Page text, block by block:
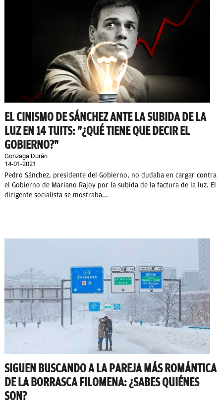
EL CINISMO DE SÁNCHEZ ANTE LA SUBIDA DE LA
LUZ EN 14 TUITS: "¿QUÉ TIENE QUE DECIR EL
GOBIERNO?"
Gonzaga Durán
14-01-2021
Pedro Sánchez, presidente del Gobierno, no dudaba en cargar contra
el Gobierno de Mariano Rajoy por la subida de la factura de la luz. El
dirigente socialista se mostraba...
SIGUEN BUSCANDO A LA PAREJA MÁS ROMÁNTICA
DE LA BORRASCA FILOMENA: ¿SABES QUIÉNES
SON?